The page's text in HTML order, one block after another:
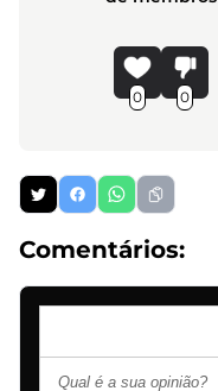
0 0
Comentários: